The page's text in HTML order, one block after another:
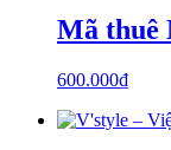
Mã thuê
600.000₫